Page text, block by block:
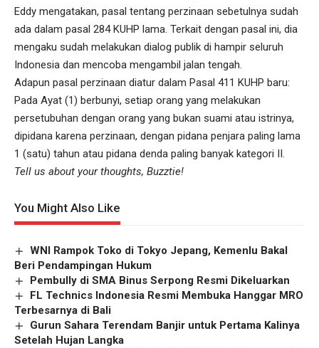
Eddy mengatakan, pasal tentang perzinaan sebetulnya sudah
ada dalam pasal 284 KUHP lama. Terkait dengan pasal ini, dia
mengaku sudah melakukan dialog publik di hampir seluruh
Indonesia dan mencoba mengambil jalan tengah.
Adapun pasal perzinaan diatur dalam Pasal 411 KUHP baru:
Pada Ayat (1) berbunyi, setiap orang yang melakukan
persetubuhan dengan orang yang bukan suami atau istrinya,
dipidana karena perzinaan, dengan pidana penjara paling lama
1 (satu) tahun atau pidana denda paling banyak kategori II.
Tell us about your thoughts, Buzztie!
You Might Also Like
WNI Rampok Toko di Tokyo Jepang, Kemenlu Bakal
Beri Pendampingan Hukum
Pembully di SMA Binus Serpong Resmi Dikeluarkan
FL Technics Indonesia Resmi Membuka Hanggar MRO
Terbesarnya di Bali
Gurun Sahara Terendam Banjir untuk Pertama Kalinya
Setelah Hujan Langka